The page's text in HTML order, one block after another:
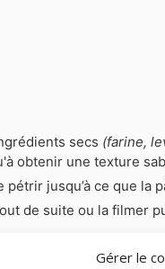
Gérer le
secs (farine,
obtenir une texture
jusqu’à ce que la
de suite ou la filmer